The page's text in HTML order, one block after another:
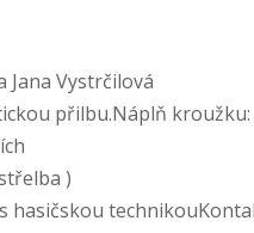
Jana Vystrčilová
přilbu.Náplň kroužku:
)
hasičskou